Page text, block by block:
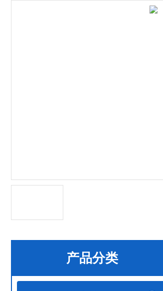
产品分类